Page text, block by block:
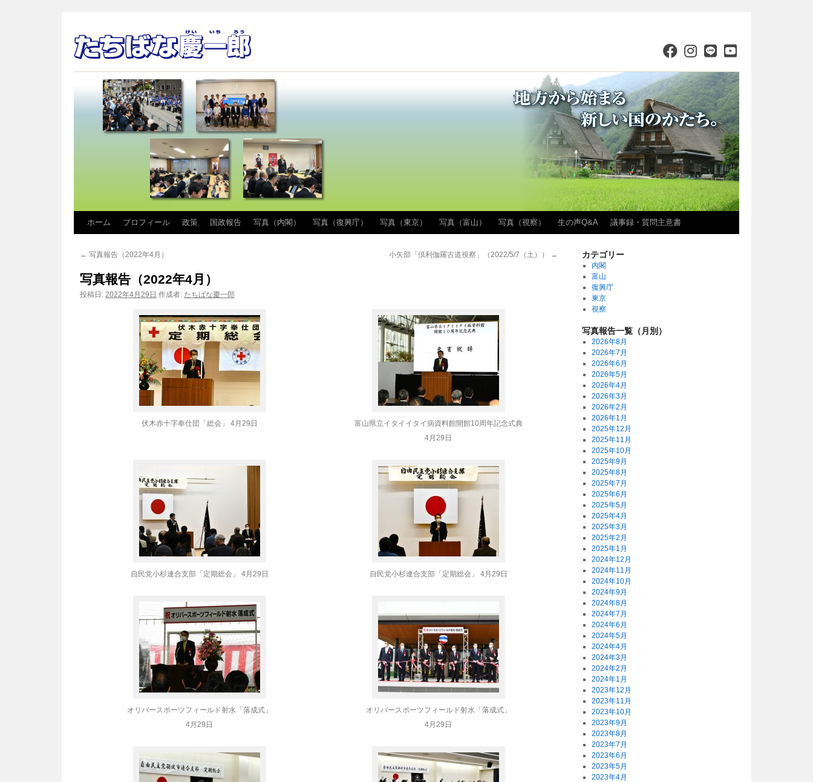
ン
ホーム プロフィール 政策 国政報告 写真（内閣） 写真（復興庁） 写真（東京） 写真（富山） 写真（視察） 生の声Q&A 議事録・質問主意書
← 写真報告（2022年4月） 小矢部「倶利伽羅古道視察」（2022/5/7（土）） →
写真報告（2022年4月）
投稿日: 2022年4月29日 作成者: たちばな慶一郎
伏木赤十字奉仕団「総会」 4月29日
富山県立イタイイタイ病資料館開館10周年記念式典
4月29日
自民党小杉連合支部「定期総会」 4月29日 自民党小杉連合支部「定期総会」 4月29日
オリバースポーツフィールド射水「落成式」
4月29日
オリバースポーツフィールド射水「落成式」
4月29日
カテゴリー
内閣
富山
復興庁
東京
視察
写真報告一覧（月別）
2026年8月
2026年7月
2026年6月
2026年5月
2026年4月
2026年3月
2026年2月
2026年1月
2025年12月
2025年11月
2025年10月
2025年9月
2025年8月
2025年7月
2025年6月
2025年5月
2025年4月
2025年3月
2025年2月
2025年1月
2024年12月
2024年11月
2024年10月
2024年9月
2024年8月
2024年7月
2024年6月
2024年5月
2024年4月
2024年3月
2024年2月
2024年1月
2023年12月
2023年11月
2023年10月
2023年9月
2023年8月
2023年7月
2023年6月
2023年5月
2023年4月